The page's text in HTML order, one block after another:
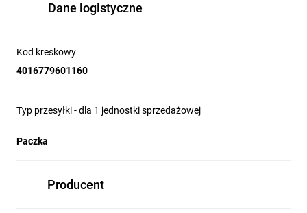
Dane logistyczne
Kod kreskowy
4016779601160
Typ przesyłki - dla 1 jednostki sprzedażowej
Paczka
Producent